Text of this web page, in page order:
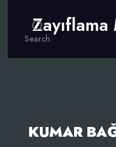
Search
KUMAR